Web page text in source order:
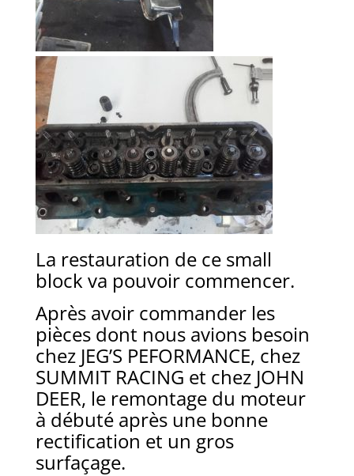
La restauration de ce small
block va pouvoir commencer.
Après avoir commander les
pièces dont nous avions besoin
chez JEG’S PEFORMANCE, chez
SUMMIT RACING et chez JOHN
DEER, le remontage du moteur
à débuté après une bonne
rectification et un gros
surfaçage.